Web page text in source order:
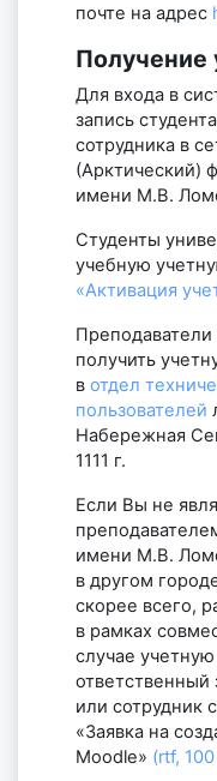
почте на адрес
Получение
Для входа в
запись
сотрудника в
(Арктический)
имени М.В.
Студенты
учебную
«Активация
получить
в отдел
пользователей
Набережная
1111 г.
Если Вы не
имени М.В.
в другом
скорее всего,
в рамках
случае
ответственный
или сотрудник
«Заявка на
Moodle» (rtf,